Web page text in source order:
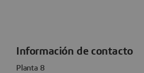
Información de contacto
Planta 8